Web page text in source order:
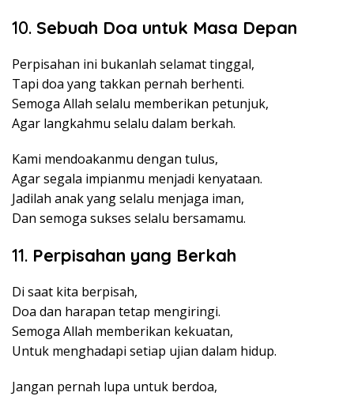
10. Sebuah Doa untuk Masa Depan
Perpisahan ini bukanlah selamat tinggal,
Tapi doa yang takkan pernah berhenti.
Semoga Allah selalu memberikan petunjuk,
Agar langkahmu selalu dalam berkah.
Kami mendoakanmu dengan tulus,
Agar segala impianmu menjadi kenyataan.
Jadilah anak yang selalu menjaga iman,
Dan semoga sukses selalu bersamamu.
11. Perpisahan yang Berkah
Di saat kita berpisah,
Doa dan harapan tetap mengiringi.
Semoga Allah memberikan kekuatan,
Untuk menghadapi setiap ujian dalam hidup.
Jangan pernah lupa untuk berdoa,